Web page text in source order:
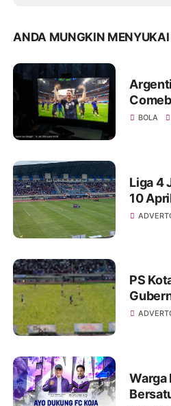
ANDA MUNGKIN
BOLA
Liga 4
10
PS
Lewat
Warga